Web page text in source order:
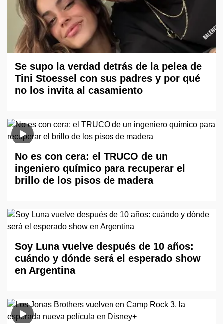
Se supo la verdad detrás de la pelea de
Tini Stoessel con sus padres y por qué
no los invita al casamiento
No es con cera: el TRUCO de un
ingeniero químico para recuperar el
brillo de los pisos de madera
Soy Luna vuelve después de 10 años:
cuándo y dónde será el esperado show
en Argentina